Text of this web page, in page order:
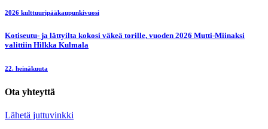
2026 kulttuuripääkaupunkivuosi
Kotiseutu- ja lättyilta kokosi väkeä torille, vuoden 2026 Mutti-Miinaksi
valittiin Hilkka Kulmala
22. heinäkuuta
Ota yhteyttä
Lähetä juttuvinkki